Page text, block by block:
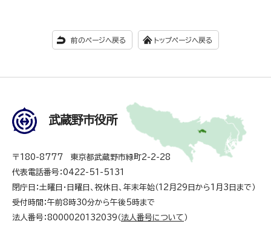
前のページへ戻る トップページへ戻る
武蔵野市役所
〒180-8777 東京都武蔵野市緑町2-2-28
代表電話番号：0422-51-5131
閉庁日：土曜日・日曜日、祝休日、年末年始（12月29日から1月3日まで）
受付時間：午前8時30分から午後5時まで
法人番号：8000020132039（法人番号について ）